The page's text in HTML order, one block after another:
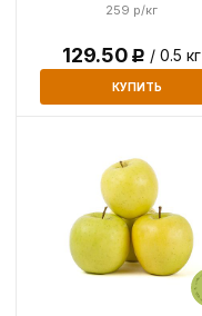
259 р/кг
129.50Р / 0.5 кг
КУПИТЬ